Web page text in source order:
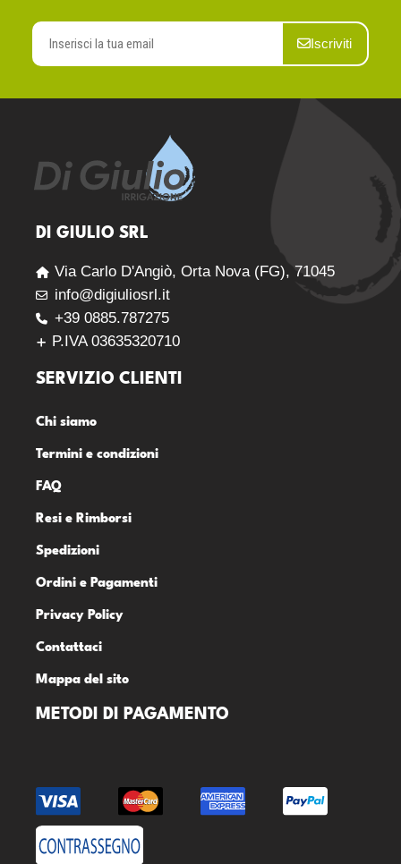
Iscriviti
DI GIULIO SRL
Via Carlo D'Angiò, Orta Nova (FG), 71045
info@digiuliosrl.it
+39 0885.787275
P.IVA 03635320710
SERVIZIO CLIENTI
Chi siamo
Termini e condizioni
FAQ
Resi e Rimborsi
Spedizioni
Ordini e Pagamenti
Privacy Policy
Contattaci
Mappa del sito
METODI DI PAGAMENTO